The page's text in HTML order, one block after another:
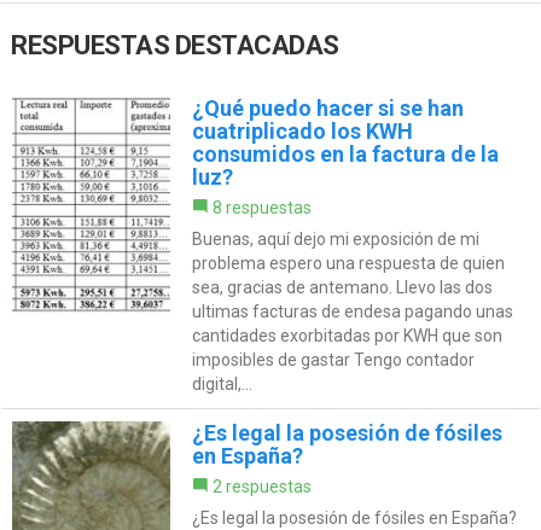
RESPUESTAS DESTACADAS
¿Qué puedo hacer si se han
cuatriplicado los KWH
consumidos en la factura de la
luz?
8 respuestas
Buenas, aquí dejo mi exposición de mi
problema espero una respuesta de quien
sea, gracias de antemano. Llevo las dos
ultimas facturas de endesa pagando unas
cantidades exorbitadas por KWH que son
imposibles de gastar Tengo contador
digital,...
¿Es legal la posesión de fósiles
en España?
2 respuestas
¿Es legal la posesión de fósiles en España?